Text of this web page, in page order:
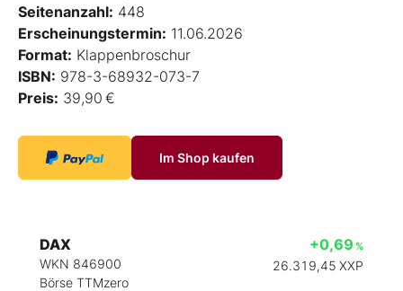
Seitenanzahl: 448
Erscheinungstermin: 11.06.2026
Format: Klappenbroschur
ISBN: 978-3-68932-073-7
Preis: 39,90 €
Im Shop kaufen
DAX
WKN 846900
Börse TTMzero
+0,69 %
26.319,45 XXP